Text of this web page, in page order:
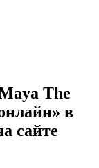
The
в
сайте